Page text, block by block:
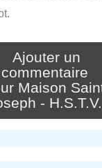
Ajouter un
commentaire
Maison
- H.S.T.V.